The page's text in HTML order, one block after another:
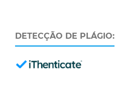
DETECÇÃO DE PLÁGIO: